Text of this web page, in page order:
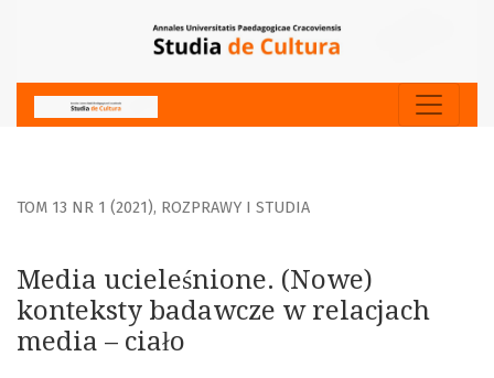
TOM 13 NR 1 (2021), ROZPRAWY I STUDIA
Media ucieleśnione. (Nowe)
konteksty badawcze w relacjach
media – ciało